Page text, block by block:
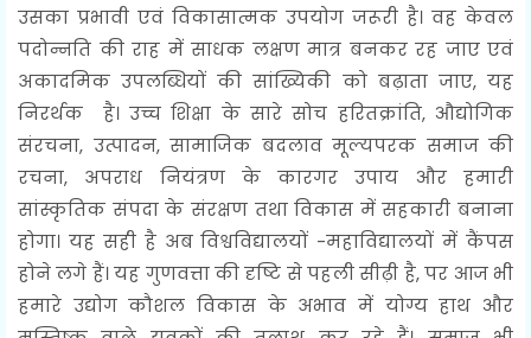
उसका प्रभावी एवं विकासात्मक उपयोग जरूरी है। वह केवल
पदोन्नति की राह में साधक लक्षण मात्र बनकर रह जाए एवं
अकादमिक उपलब्धियों की सांख्यिकी को बढ़ाता जाए, यह
निरर्थक है। उच्च शिक्षा के सारे सोच हरितक्रांति, औद्योगिक
संरचना, उत्पादन, सामाजिक बदलाव मूल्यपरक समाज की
रचना, अपराध नियंत्रण के कारगर उपाय और हमारी
सांस्कृतिक संपदा के संरक्षण तथा विकास में सहकारी बनाना
होगा। यह सही है अब विश्वविद्यालयों -महाविद्यालयों में कैंपस
होने लगे हैं। यह गुणवत्ता की दृष्टि से पहली सीढ़ी है, पर आज भी
हमारे उद्योग कौशल विकास के अभाव में योग्य हाथ और